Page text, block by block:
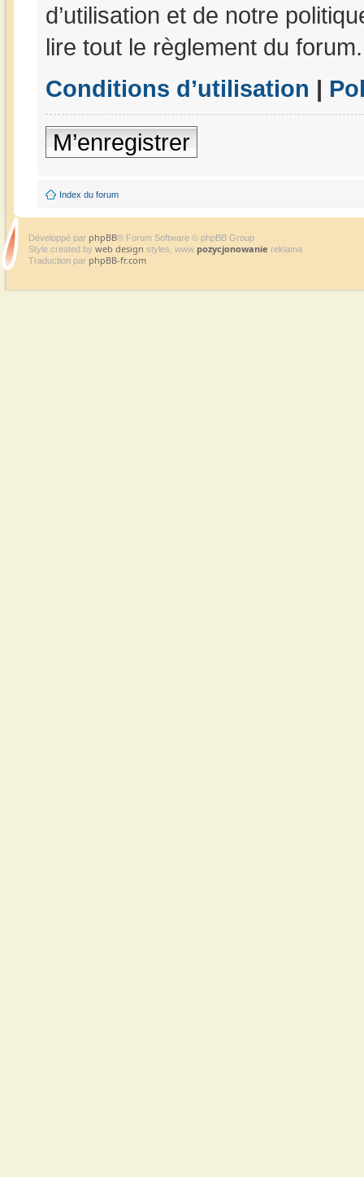
d’utilisation et de notre
lire tout le règlement du forum.
Conditions d’utilisation |
M’enregistrer
Index du forum
Développé par phpBB® Forum Software © phpBB Group
Style created by web design styles, www pozycjonowanie reklama
Traduction par phpBB-fr.com